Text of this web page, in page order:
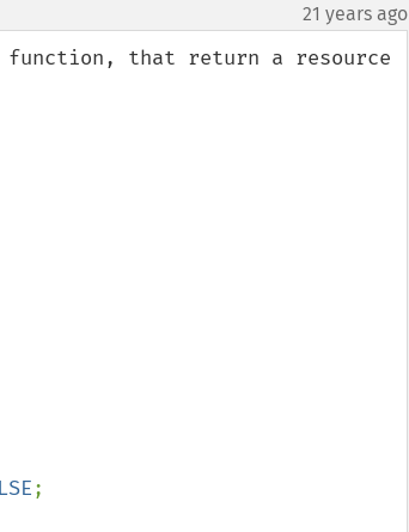
21 years ago
function, that return a resource
;